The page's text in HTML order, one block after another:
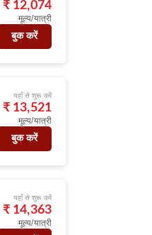
₹ 12,074
मूल्य/यात्री
बुक करें
यहाँ से शुरू करें
₹ 13,521
मूल्य/यात्री
बुक करें
यहाँ से शुरू करें
₹ 14,363
मूल्य/यात्री